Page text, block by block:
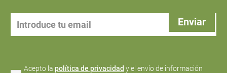
Acepto la política de privacidad y el envío de información